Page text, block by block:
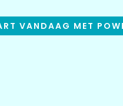
VANDAAG MET